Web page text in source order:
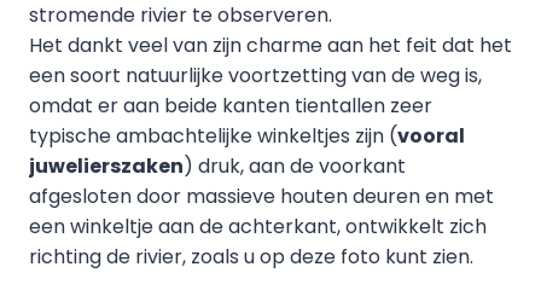
stromende rivier te observeren.
Het dankt veel van zijn charme aan het feit dat het
een soort natuurlijke voortzetting van de weg is,
omdat er aan beide kanten tientallen zeer
typische ambachtelijke winkeltjes zijn (vooral
juwelierszaken) druk, aan de voorkant
afgesloten door massieve houten deuren en met
een winkeltje aan de achterkant, ontwikkelt zich
richting de rivier, zoals u op deze foto kunt zien.